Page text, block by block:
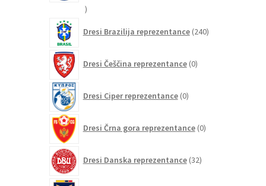
21
Dresi Brazilija reprezentance 240izdelkov
Dresi Češčina reprezentance 0izdelkov
Dresi Ciper reprezentance 0izdelkov
Dresi Črna gora reprezentance 0izdelkov
Dresi Danska reprezentance 32izdelkov